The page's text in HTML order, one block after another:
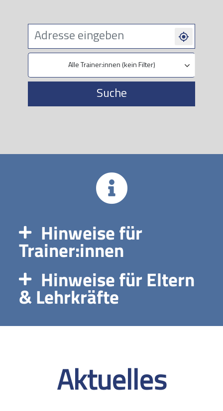
Alle Trainer:innen (kein Filter)
Suche
Hinweise für
Trainer:innen
Hinweise für Eltern
& Lehrkräfte
Aktuelles